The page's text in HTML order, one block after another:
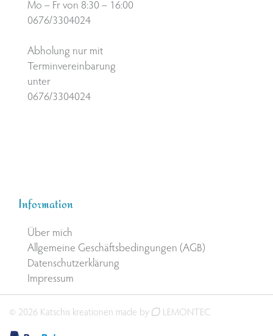
Mo – Fr von 8:30 – 16:00
0676/3304024
Abholung nur mit
Terminvereinbarung
unter
0676/3304024
Information
Über mich
Allgemeine Geschäftsbedingungen (AGB)
Datenschutzerklärung
Impressum
© 2026 Katschis kreationen made by LEMONTEC